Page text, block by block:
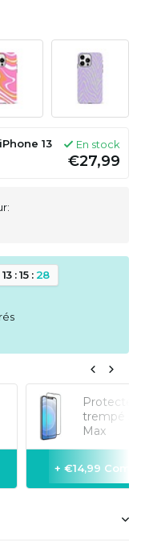
13
En stock
€27,99
13:15:28
trempé
Max
+ €14,99